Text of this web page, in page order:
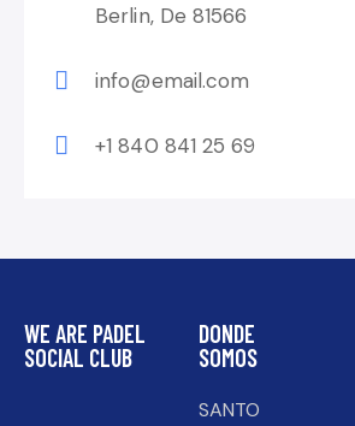
Berlin, De 81566
info@email.com
+1 840 841 25 69
WE ARE PADEL
SOCIAL CLUB
DONDE
SOMOS
SANTO